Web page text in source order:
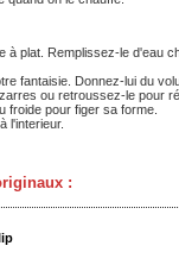
à plat. Remplissez-le d'eau
fantaisie. Donnez-lui du
ou retroussez-le pour
froide pour figer sa forme.
l'interieur.
: